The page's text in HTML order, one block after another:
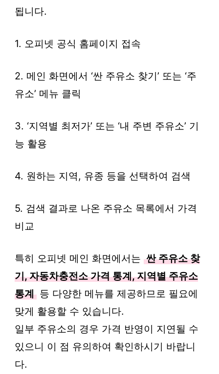
됩니다.
1. 오피넷 공식 홈페이지 접속
2. 메인 화면에서 ‘싼 주유소 찾기’ 또는 ‘주
유소’ 메뉴 클릭
3. ‘지역별 최저가’ 또는 ‘내 주변 주유소’ 기
능 활용
4. 원하는 지역, 유종 등을 선택하여 검색
5. 검색 결과로 나온 주유소 목록에서 가격
비교
특히 오피넷 메인 화면에서는 싼 주유소 찾
기, 자동차충전소 가격 통계, 지역별 주유소
통계 등 다양한 메뉴를 제공하므로 필요에
맞게 활용할 수 있습니다.
일부 주유소의 경우 가격 반영이 지연될 수
있으니 이 점 유의하여 확인하시기 바랍니
다.